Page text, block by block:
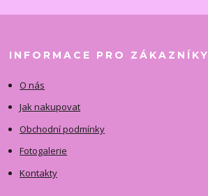
INFORMACE PRO ZÁKAZNÍKY
O nás
Jak nakupovat
Obchodní podmínky
Fotogalerie
Kontakty